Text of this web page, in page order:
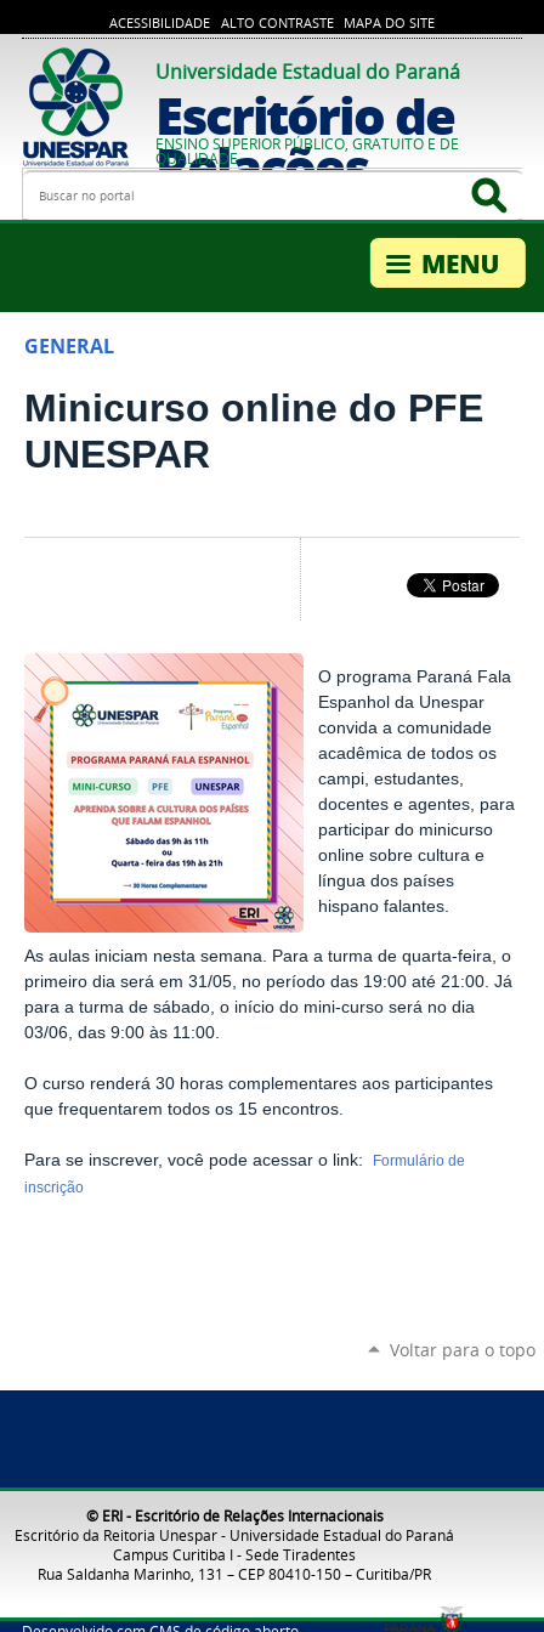
ACESSIBILIDADE ALTO CONTRASTE MAPA DO SITE
Universidade Estadual do Paraná
Escritório de
Relações
Internacionais
ENSINO SUPERIOR PÚBLICO, GRATUITO E DE
QUALIDADE
Busca
GENERAL
Minicurso online do PFE
UNESPAR
O programa Paraná Fala
Espanhol da Unespar
convida a comunidade
acadêmica de todos os
campi, estudantes,
docentes e agentes, para
participar do minicurso
online sobre cultura e
língua dos países
hispano falantes.
As aulas iniciam nesta semana. Para a turma de quarta-feira, o
primeiro dia será em 31/05, no período das 19:00 até 21:00. Já
para a turma de sábado, o início do mini-curso será no dia
03/06, das 9:00 às 11:00.
O curso renderá 30 horas complementares aos participantes
que frequentarem todos os 15 encontros.
Para se inscrever, você pode acessar o link:
Formulário de
inscrição
Voltar para o topo
© ERI - Escritório de Relações Internacionais
Escritório da Reitoria Unespar - Universidade Estadual do Paraná
Campus Curitiba I - Sede Tiradentes
Rua Saldanha Marinho, 131 – CEP 80410-150 – Curitiba/PR